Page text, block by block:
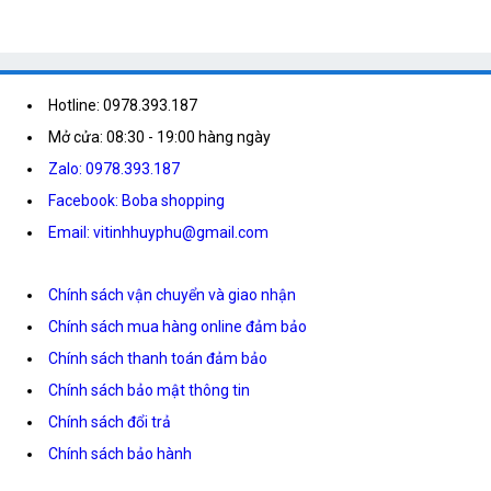
Hotline: 0978.393.187
Mở cửa: 08:30 - 19:00 hàng ngày
Zalo: 0978.393.187
Facebook: Boba shopping
Email: vitinhhuyphu@gmail.com
Chính sách vận chuyển và giao nhận
Chính sách mua hàng online đảm bảo
Chính sách thanh toán đảm bảo
Chính sách bảo mật thông tin
Chính sách đổi trả
Chính sách bảo hành